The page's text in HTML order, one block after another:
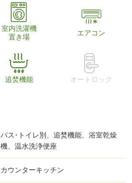
室内洗濯機
置き場
エアコン
追焚機能 オートロック
バス･トイレ別、追焚機能、浴室乾燥
機、温水洗浄便座
カウンターキッチン